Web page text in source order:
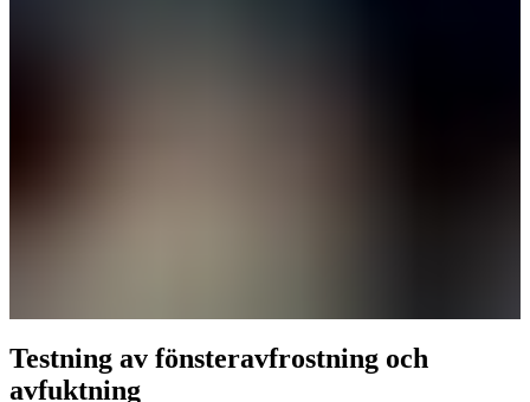
Testning av fönsteravfrostning och
avfuktning